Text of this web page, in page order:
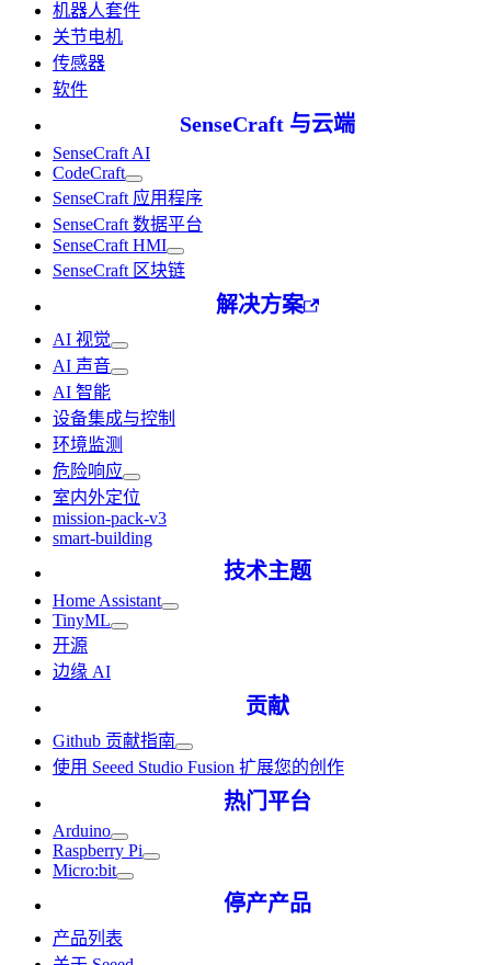
机器人套件
关节电机
传感器
软件
SenseCraft 与云端
SenseCraft AI
CodeCraft
SenseCraft 应用程序
SenseCraft 数据平台
SenseCraft HMI
SenseCraft 区块链
解决方案
AI 视觉
AI 声音
AI 智能
设备集成与控制
环境监测
危险响应
室内外定位
mission-pack-v3
smart-building
技术主题
Home Assistant
TinyML
开源
边缘 AI
贡献
Github 贡献指南
使用 Seeed Studio Fusion 扩展您的创作
热门平台
Arduino
Raspberry Pi
Micro:bit
停产产品
产品列表